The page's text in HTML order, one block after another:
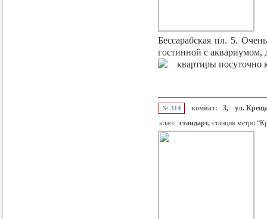
Бессарабская пл. 5.
гостинной с аквариумом,
№ 314 комнат: 3,
ул.
класс: стандарт, станция метро